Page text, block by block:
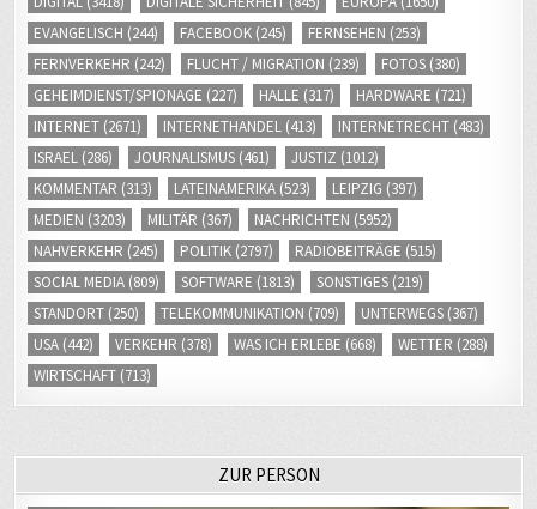
EVANGELISCH (244) FACEBOOK (245) FERNSEHEN (253)
FERNVERKEHR (242) FLUCHT / MIGRATION (239) FOTOS (380)
GEHEIMDIENST/SPIONAGE (227) HALLE (317) HARDWARE (721)
INTERNET (2671) INTERNETHANDEL (413) INTERNETRECHT (483)
ISRAEL (286) JOURNALISMUS (461) JUSTIZ (1012)
KOMMENTAR (313) LATEINAMERIKA (523) LEIPZIG (397)
MEDIEN (3203) MILITÄR (367) NACHRICHTEN (5952)
NAHVERKEHR (245) POLITIK (2797) RADIOBEITRÄGE (515)
SOCIAL MEDIA (809) SOFTWARE (1813) SONSTIGES (219)
STANDORT (250) TELEKOMMUNIKATION (709) UNTERWEGS (367)
USA (442) VERKEHR (378) WAS ICH ERLEBE (668) WETTER (288)
WIRTSCHAFT (713)
ZUR PERSON